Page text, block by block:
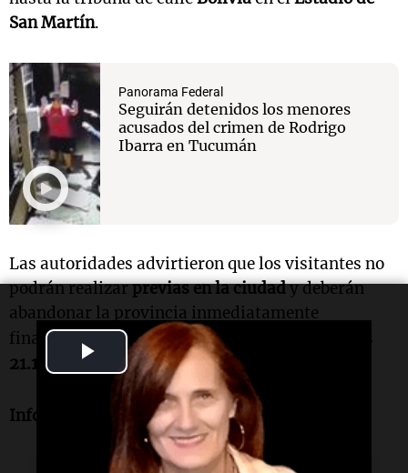
Play
Video
San Martín.
Panorama Federal
Seguirán detenidos los menores
acusados del crimen de Rodrigo
Ibarra en Tucumán
Las autoridades advirtieron que los visitantes no
podrán realizarprevias en la ciudady deberán
abandonar la provincia inmediatamente
finalizado el
partido ElClásico se iniciará a las
21.10
Informe de Gabriel Melián